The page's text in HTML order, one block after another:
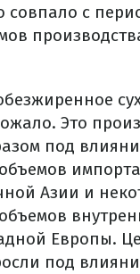
совпало с
Это
под
Азии и
Европы.
под